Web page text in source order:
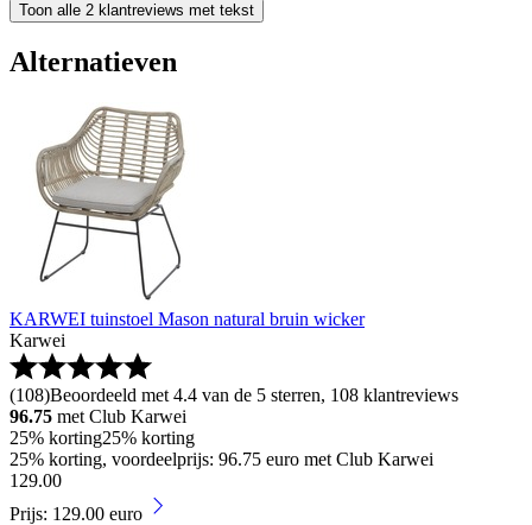
Toon alle 2 klantreviews met tekst
Alternatieven
KARWEI tuinstoel Mason natural bruin wicker
Karwei
(108)Beoordeeld met 4.4 van de 5 sterren, 108 klantreviews
96.75 met Club Karwei
25% korting25% korting
25% korting, voordeelprijs: 96.75 euro met Club Karwei
129.00
Prijs: 129.00 euro